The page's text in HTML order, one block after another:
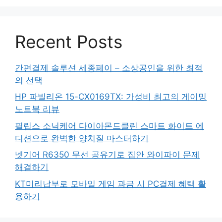
Recent Posts
간편결제 솔루션 세종페이 – 소상공인을 위한 최적
의 선택
HP 파빌리온 15-CX0169TX: 가성비 최고의 게이밍
노트북 리뷰
필립스 소닉케어 다이아몬드클린 스마트 화이트 에
디션으로 완벽한 양치질 마스터하기
넷기어 R6350 무선 공유기로 집안 와이파이 문제
해결하기
KT미리납부로 모바일 게임 과금 시 PC결제 혜택 활
용하기